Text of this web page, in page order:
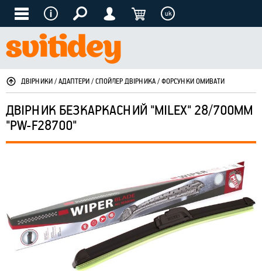
uk
ДВІРНИКИ / АДАПТЕРИ / СПОЙЛЕР ДВІРНИКА / ФОРСУНКИ ОМИВАТИ
ДВІРНИК БЕЗКАРКАСНИЙ "MILEX" 28/700ММ
"PW-F28700"